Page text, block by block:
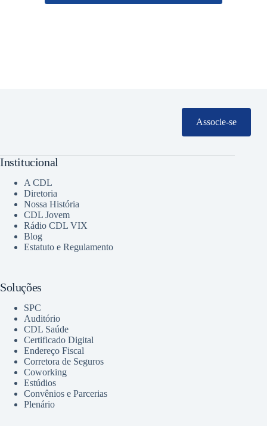
Associe-se
Institucional
A CDL
Diretoria
Nossa História
CDL Jovem
Rádio CDL VIX
Blog
Estatuto e Regulamento
Soluções
SPC
Auditório
CDL Saúde
Certificado Digital
Endereço Fiscal
Corretora de Seguros
Coworking
Estúdios
Convênios e Parcerias
Plenário